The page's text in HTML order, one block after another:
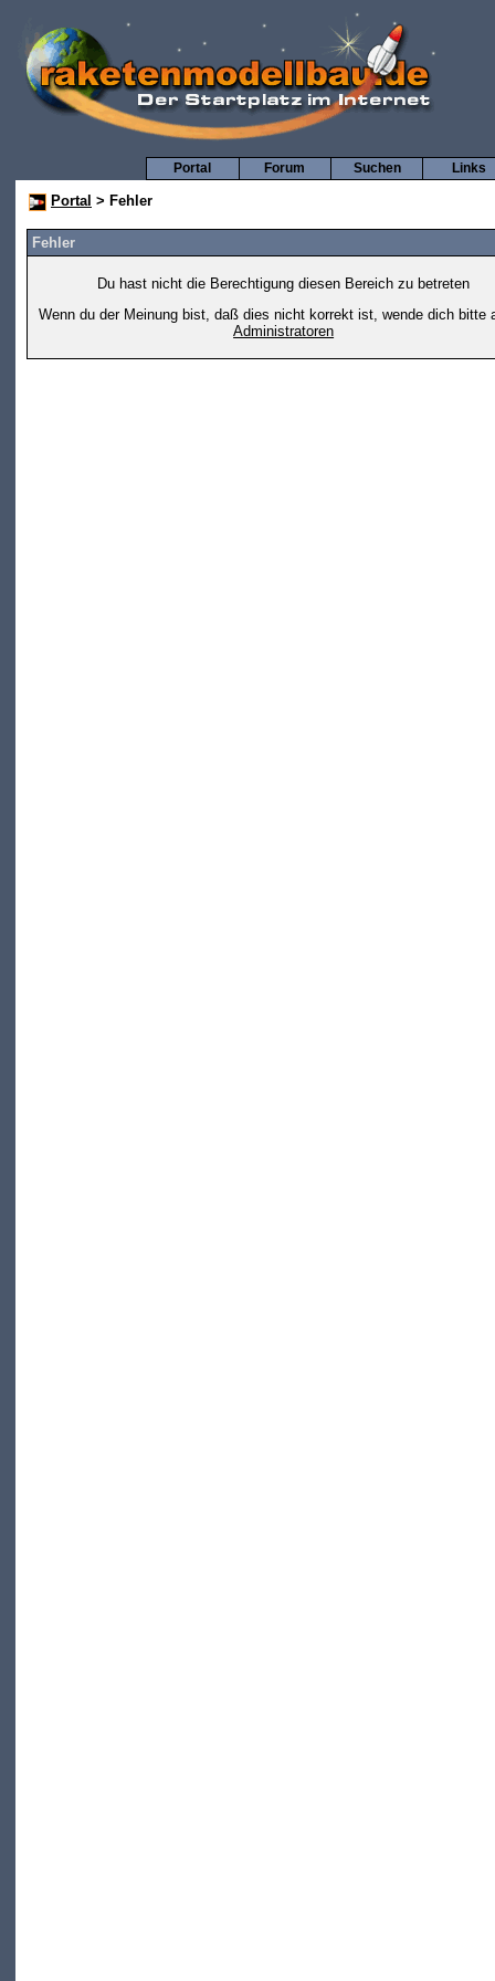
Links
Suchen
Forum
Portal
Portal > Fehler
Fehler
Du hast nicht die Berechtigung diesen Bereich zu betreten
Wenn du der Meinung bist, daß dies nicht korrekt ist, wende dich bitte
Administratoren